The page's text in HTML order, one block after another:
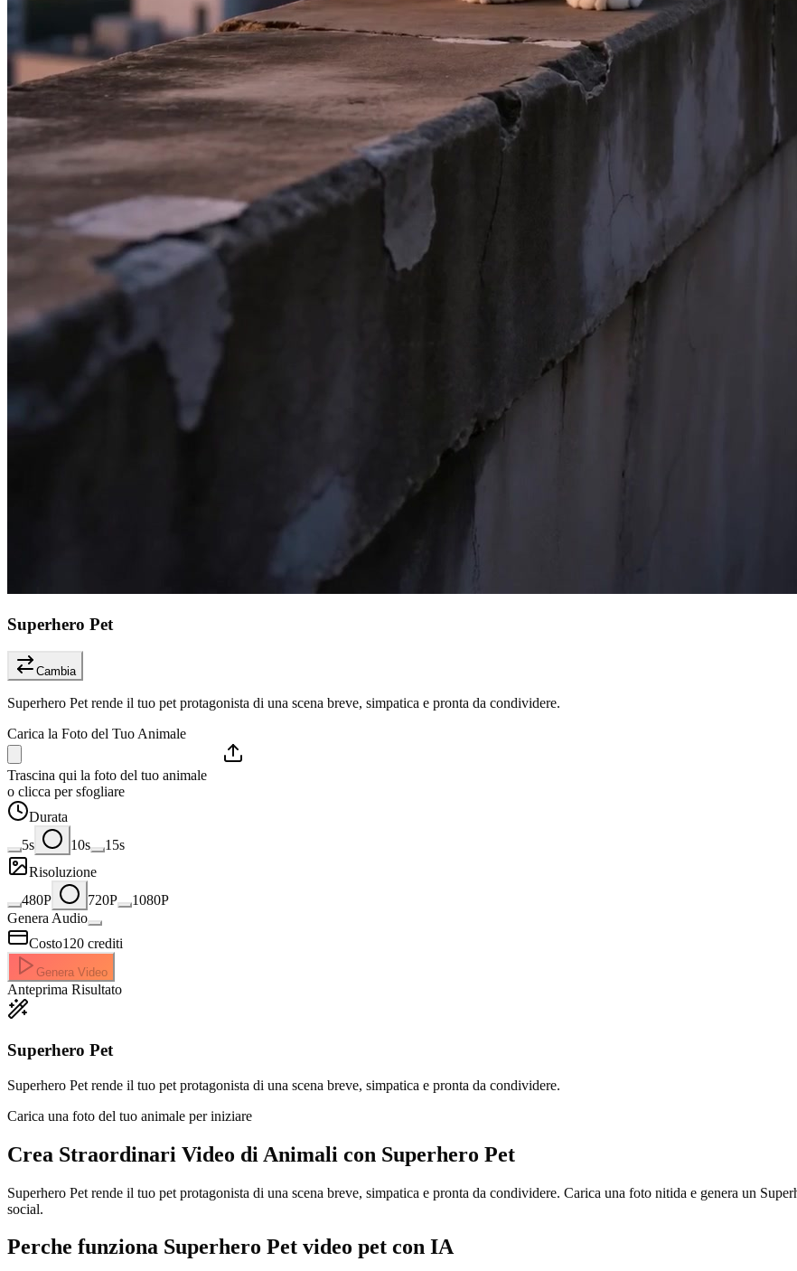
Superhero Pet
Cambia
Superhero Pet rende il tuo pet protagonista di una scena breve, simpatica e pronta da condividere.
Carica la Foto del Tuo Animale
Trascina qui la foto del tuo animale
o clicca per sfogliare
Durata
5s
10s
15s
Risoluzione
480P
720P
1080P
Genera Audio
Costo120 crediti
Genera Video
Anteprima Risultato
Superhero Pet
Superhero Pet rende il tuo pet protagonista di una scena breve, simpatica e pronta da condividere.
Carica una foto del tuo animale per iniziare
Crea Straordinari Video di Animali con Superhero Pet
Superhero Pet rende il tuo pet protagonista di una scena breve, simpatica e pronta da condividere. Carica una foto nitida e genera un
social.
Perche funziona Superhero Pet video pet con IA